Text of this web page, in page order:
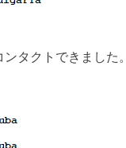
タクトできました。